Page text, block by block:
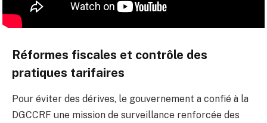
Réformes fiscales et contrôle des
pratiques tarifaires
Pour éviter des dérives, le gouvernement a confié à la
DGCCRF une mission de surveillance renforcée des